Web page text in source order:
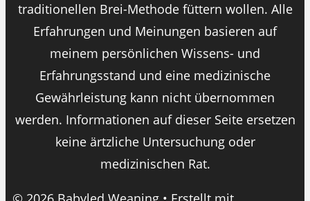
traditionellen Brei-Methode füttern wollen. Alle
Erfahrungen und Meinungen basieren auf
meinem persönlichen Wissens- und
Erfahrungsstand und eine medizinische
Gewährleistung kann nicht übernommen
werden. Informationen auf dieser Seite ersetzen
keine ärtzliche Untersuchung oder
medizinischen Rat.